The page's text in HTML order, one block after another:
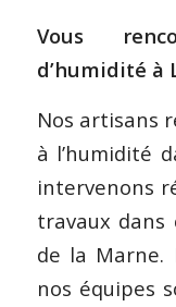
Vous
d’humidité à
Nos artisans
à l’humidité
intervenons
travaux dans
de la Marne.
nos équipes